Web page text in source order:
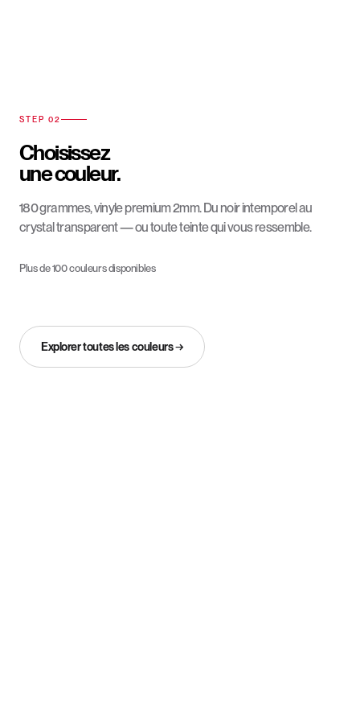
STEP 02
Choisissez
une couleur.
180 grammes, vinyle premium 2mm. Du noir intemporel au
crystal transparent — ou toute teinte qui vous ressemble.
Plus de 100 couleurs disponibles
Explorer toutes les couleurs →